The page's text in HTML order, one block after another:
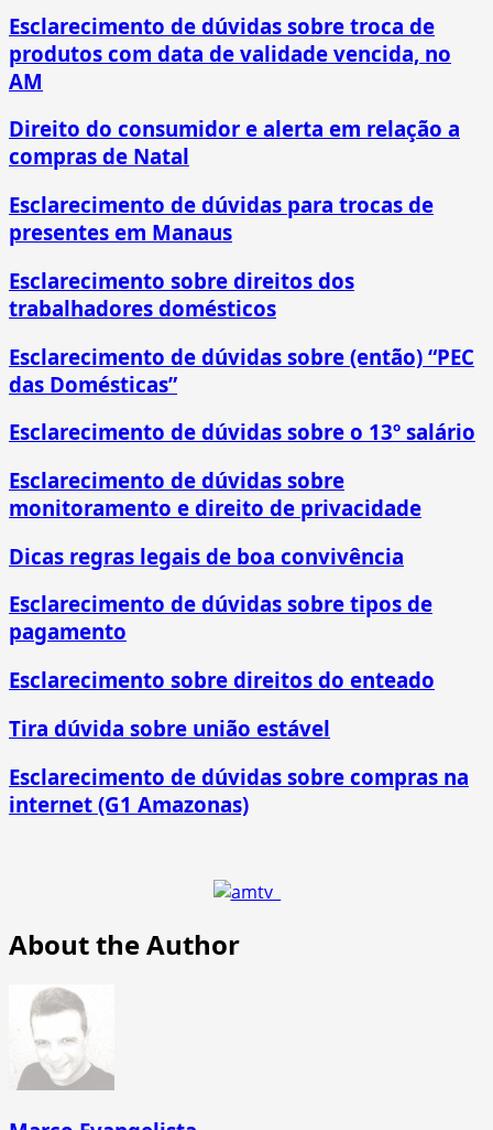
Esclarecimento de dúvidas sobre troca de
produtos com data de validade vencida, no
AM
Direito do consumidor e alerta em relação a
compras de Natal
Esclarecimento de dúvidas para trocas de
presentes em Manaus
Esclarecimento sobre direitos dos
trabalhadores domésticos
Esclarecimento de dúvidas sobre (então) “PEC
das Domésticas”
Esclarecimento de dúvidas sobre o 13º salário
Esclarecimento de dúvidas sobre
monitoramento e direito de privacidade
Dicas regras legais de boa convivência
Esclarecimento de dúvidas sobre tipos de
pagamento
Esclarecimento sobre direitos do enteado
Tira dúvida sobre união estável
Esclarecimento de dúvidas sobre compras na
internet (G1 Amazonas)
About the Author